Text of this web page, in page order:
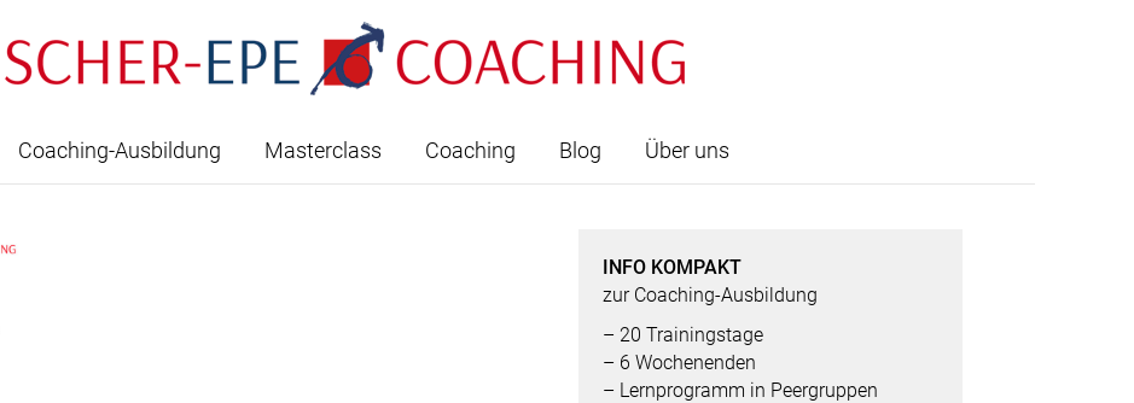
Coaching-Ausbildung Masterclass Coaching Blog Über uns
INFO KOMPAKT
zur Coaching-Ausbildung
– 20 Trainingstage
– 6 Wochenenden
– Lern­programm in Peergruppen